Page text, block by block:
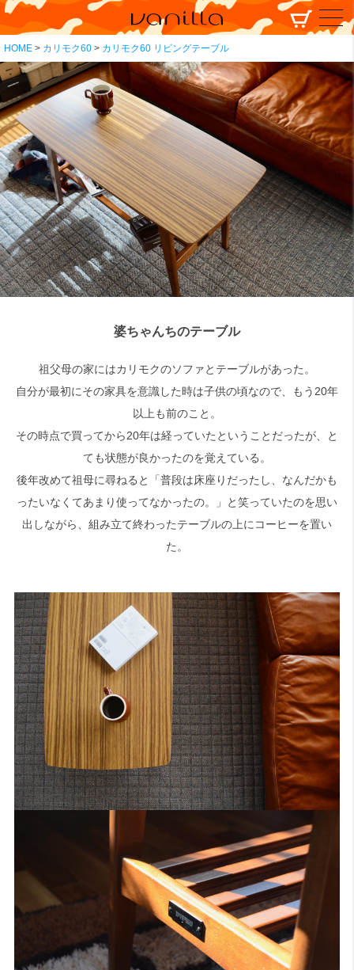
HOME カリモク60 カリモク60 リビングテーブル
検索
婆ちゃんちのテーブル
祖父母の家にはカリモクのソファとテーブルがあった。
自分が最初にその家具を意識した時は子供の頃なので、もう20年
以上も前のこと。
その時点で買ってから20年は経っていたということだったが、と
ても状態が良かったのを覚えている。
後年改めて祖母に尋ねると「普段は床座りだったし、なんだかも
ったいなくてあまり使ってなかったの。」と笑っていたのを思い
出しながら、組み立て終わったテーブルの上にコーヒーを置い
た。